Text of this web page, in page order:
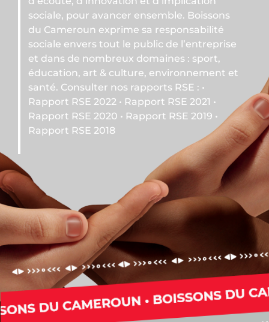
ensemble. Boissons
sa responsabilité
public de l’entreprise
domaines : sport,
environnement et
rapports RSE : •
RSE 2021 •
Rapport RSE 2019 •